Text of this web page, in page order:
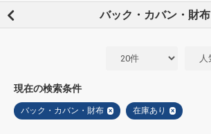
バック・カバン・財布
現在の検索条件
バック・カバン・財布 × 在庫あり ×